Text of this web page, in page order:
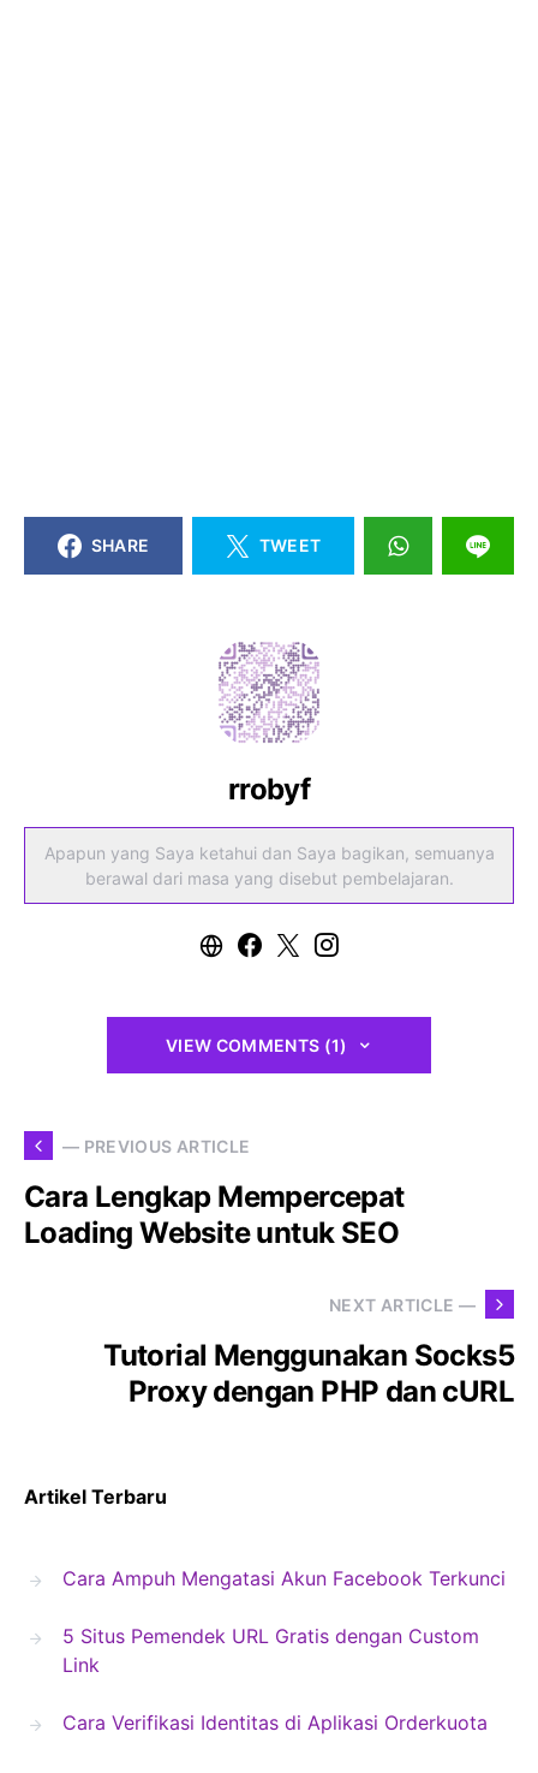
SHARE TWEET
rrobyf
Apapun yang Saya ketahui dan Saya bagikan, semuanya
berawal dari masa yang disebut pembelajaran.
VIEW COMMENTS (1)
— PREVIOUS ARTICLE
Cara Lengkap Mempercepat
Loading Website untuk SEO
NEXT ARTICLE —
Tutorial Menggunakan Socks5
Proxy dengan PHP dan cURL
Artikel Terbaru
Cara Ampuh Mengatasi Akun Facebook Terkunci
5 Situs Pemendek URL Gratis dengan Custom
Link
Cara Verifikasi Identitas di Aplikasi Orderkuota